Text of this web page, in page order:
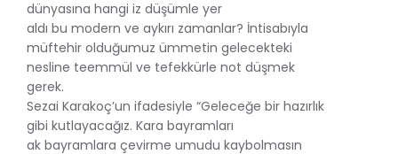
dünyasına hangi iz düşümle yer
aldı bu modern ve aykırı zamanlar? İntisabıyla
müftehir olduğumuz ümmetin gelecekteki
nesline teemmül ve tefekkürle not düşmek
gerek.
Sezai Karakoç’un ifadesiyle “Geleceğe bir hazırlık
gibi kutlayacağız. Kara bayramları
ak bayramlara çevirme umudu kaybolmasın